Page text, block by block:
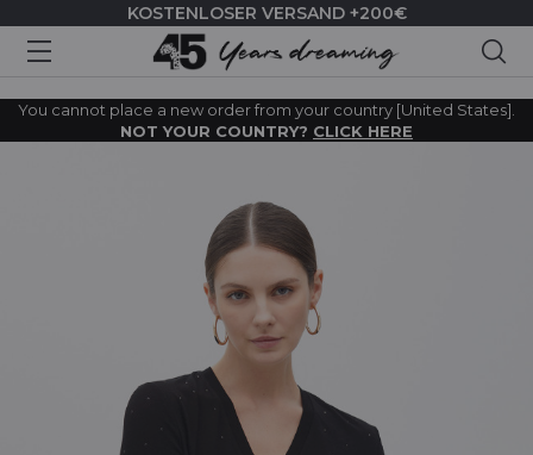
KOSTENLOSER VERSAND +200€
You cannot place a new order from your country [United States].
NOT YOUR COUNTRY? CLICK HERE